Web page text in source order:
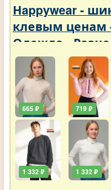
Нappywear -
клевым ценам
Одежда -
665 ₽
1 332 ₽
719 ₽
1 332 ₽